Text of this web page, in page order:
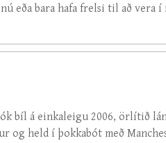
eða bara hafa frelsi til að vera í
bíl á einkaleigu 2006, örlítið
og held í þokkabót með